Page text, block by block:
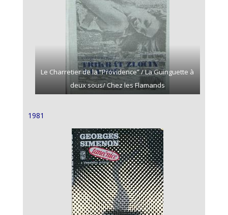
Le Charretier de la “Providence” / La Guinguette à
deux sous/ Chez les Flamands
1981